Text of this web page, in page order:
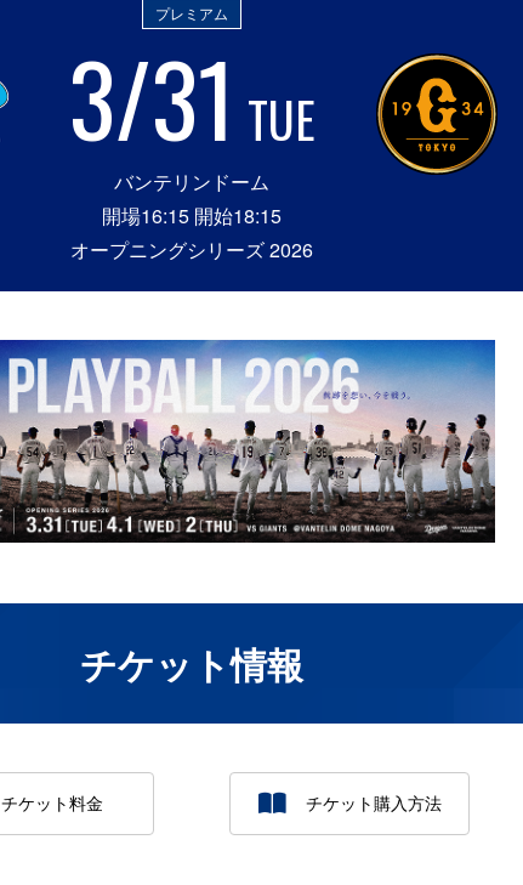
プレミアム
3/31 TUE
バンテリンドーム
開場16:15 開始18:15
オープニングシリーズ 2026
チケット情報
チケット料金 チケット購入方法